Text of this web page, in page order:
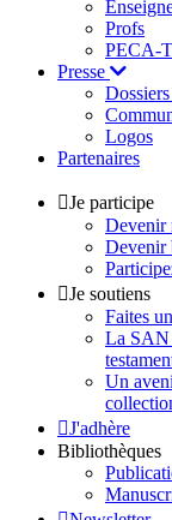
Profs
PECA-
Presse
Logos
Partenaires
Je participe
Devenir
Devenir
Je soutiens
Faites
La SAN
Un
J'adhère
Bibliothèques